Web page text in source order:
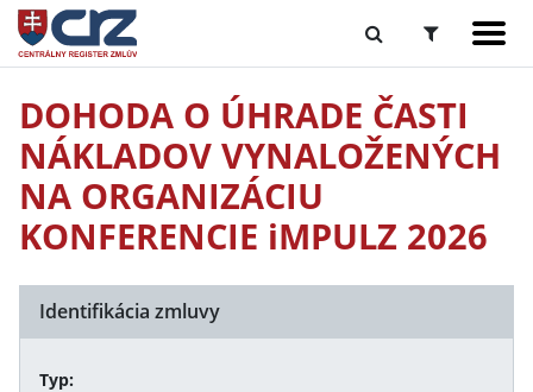
DOHODA O ÚHRADE ČASTI
NÁKLADOV VYNALOŽENÝCH
NA ORGANIZÁCIU
KONFERENCIE iMPULZ 2026
Identifikácia zmluvy
Typ: